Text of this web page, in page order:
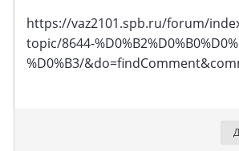
https://vaz2101.spb.ru/forum/
topic/8644-
%D0%B3/